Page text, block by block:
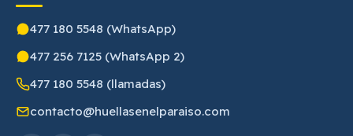
477 180 5548 (WhatsApp)
477 256 7125 (WhatsApp 2)
477 180 5548 (llamadas)
contacto@huellasenelparaiso.com